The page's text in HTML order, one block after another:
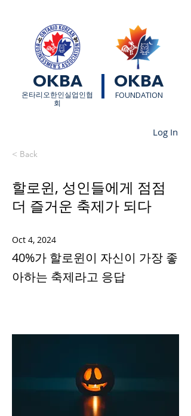
OKBA OKBA
​온타리오한인실업인협
회
FOUNDATION
Log In
< Back
할로윈, 성인들에게 점점
더 즐거운 축제가 되다
Oct 4, 2024
40%가 할로윈이 자신이 가장 좋
아하는 축제라고 응답